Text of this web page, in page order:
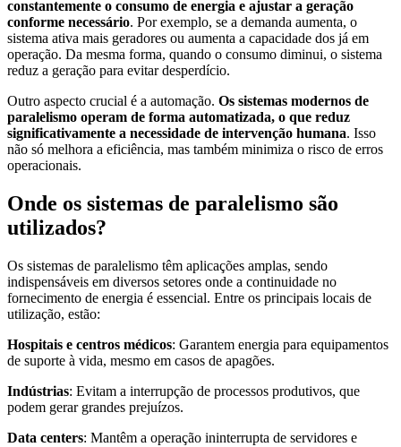
constantemente o consumo de energia e ajustar a geração
conforme necessário. Por exemplo, se a demanda aumenta, o
sistema ativa mais geradores ou aumenta a capacidade dos já em
operação. Da mesma forma, quando o consumo diminui, o sistema
reduz a geração para evitar desperdício.
Outro aspecto crucial é a automação. Os sistemas modernos de
paralelismo operam de forma automatizada, o que reduz
significativamente a necessidade de intervenção humana. Isso
não só melhora a eficiência, mas também minimiza o risco de erros
operacionais.
Onde os sistemas de paralelismo são
utilizados?
Os sistemas de paralelismo têm aplicações amplas, sendo
indispensáveis em diversos setores onde a continuidade no
fornecimento de energia é essencial. Entre os principais locais de
utilização, estão:
Hospitais e centros médicos: Garantem energia para equipamentos
de suporte à vida, mesmo em casos de apagões.
Indústrias: Evitam a interrupção de processos produtivos, que
podem gerar grandes prejuízos.
Data centers: Mantêm a operação ininterrupta de servidores e